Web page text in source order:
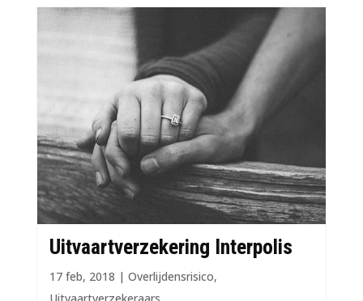
Uitvaartverzekering Interpolis
17 feb, 2018 | Overlijdensrisico,